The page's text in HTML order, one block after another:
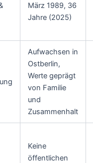
März 1989, 36
Jahre (2025)
Aufwachsen in
Ostberlin,
Werte geprägt
von Familie
und
Zusammenhalt
Keine
öffentlichen